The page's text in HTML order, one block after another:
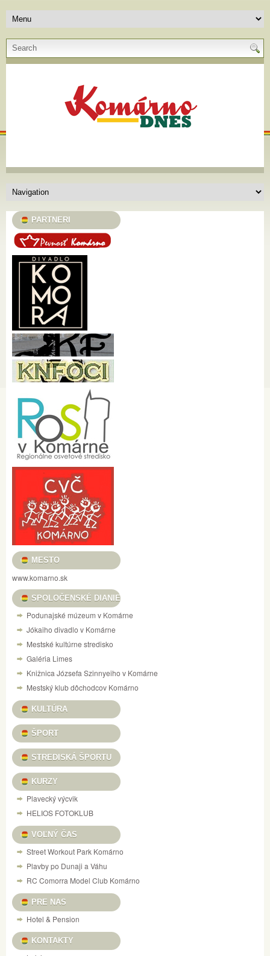
PARTNERI
MESTO
www.komarno.sk
SPOLOČENSKÉ DIANIE
Podunajské múzeum v Komárne
Jókaiho divadlo v Komárne
Mestské kultúrne stredisko
Galéria Limes
Knižnica Józsefa Szinnyeiho v Komárne
Mestský klub dôchodcov Komárno
KULTÚRA
ŠPORT
STREDISKÁ ŠPORTU
KURZY
Plavecký výcvik
HELIOS FOTOKLUB
VOĽNÝ ČAS
Street Workout Park Komárno
Plavby po Dunaji a Váhu
RC Comorra Model Club Komárno
PRE NAS
Hotel & Pension
KONTAKTY